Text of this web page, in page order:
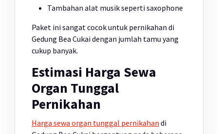
Tambahan alat musik seperti saxophone
Paket ini sangat cocok untuk pernikahan di
Gedung Bea Cukai dengan jumlah tamu yang
cukup banyak.
Estimasi Harga Sewa
Organ Tunggal
Pernikahan
Harga sewa organ tunggal pernikahan di